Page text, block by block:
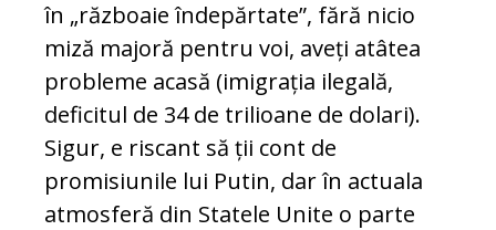
în „războaie îndepărtate”, fără nicio
miză majoră pentru voi, aveți atâtea
probleme acasă (imigrația ilegală,
deficitul de 34 de trilioane de dolari).
Sigur, e riscant să ții cont de
promisiunile lui Putin, dar în actuala
atmosferă din Statele Unite o parte